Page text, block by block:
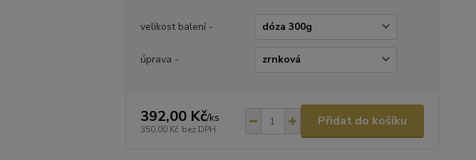
velikost balení -
úprava -
392,00 Kč/ks
350,00 Kč bez DPH
Přidat do košíku